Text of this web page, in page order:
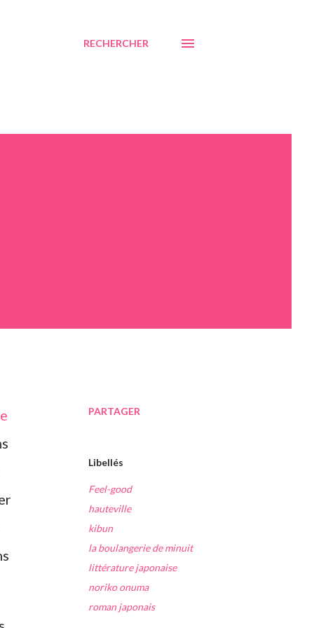
RECHERCHER
PARTAGER
Libellés
Feel-good
hauteville
kibun
la boulangerie de minuit
littérature japonaise
noriko onuma
roman japonais